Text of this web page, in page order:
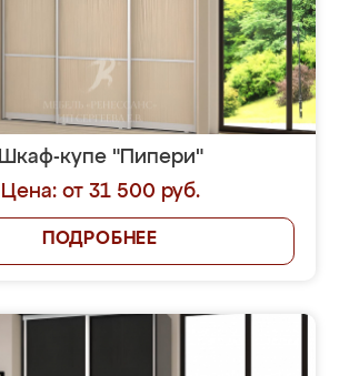
Шкаф-купе "Пипери"
Цена: от 31 500 руб.
ПОДРОБНЕЕ